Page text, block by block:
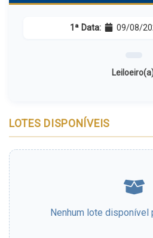
1ª Data: 09/08/
LOTES DISPONÍVEIS
Nenhum lote disponível